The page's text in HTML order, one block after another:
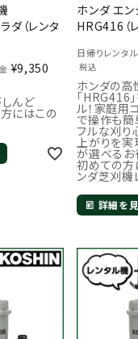
ダ（レンタ
¥9,350
んど
方にはこの
ホンダ エ
HRG416（
日帰りレンタ
税込
ホンダの
「HRG416
ル！家庭用
で操作も簡
フルな刈り
上がりを
が選べるお
初めての
ンダ芝刈機
詳細を